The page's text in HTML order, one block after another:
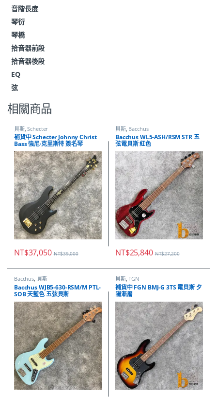
音階長度
琴衍
琴橋
拾音器前段
拾音器後段
EQ
弦
相關商品
貝斯,Schecter
補貨中 Schecter Johnny Christ
Bass 強尼·克里斯特 簽名琴
NT$37,050 NT$39,000
貝斯, Bacchus
Bacchus WL5-ASH/RSM STR 五
弦電貝斯 紅色
NT$25,840 NT$27,200
Bacchus, 貝斯
Bacchus WJB5-630-RSM/M PTL-
SOB 天藍色 五弦貝斯
貝斯, FGN
補貨中 FGN BMJ-G 3TS 電貝斯 夕
陽漸層